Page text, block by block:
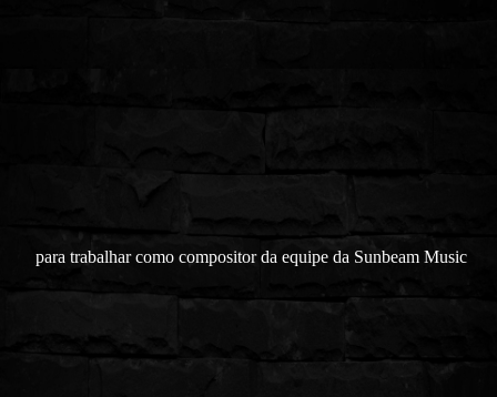
para trabalhar como compositor da equipe da Sunbeam Music